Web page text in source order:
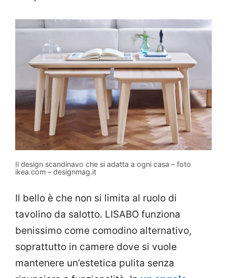
Il design scandinavo che si adatta a ogni casa – foto
ikea.com – designmag.it
Il bello è che non si limita al ruolo di
tavolino da salotto. LISABO funziona
benissimo come comodino alternativo,
soprattutto in camere dove si vuole
mantenere un’estetica pulita senza